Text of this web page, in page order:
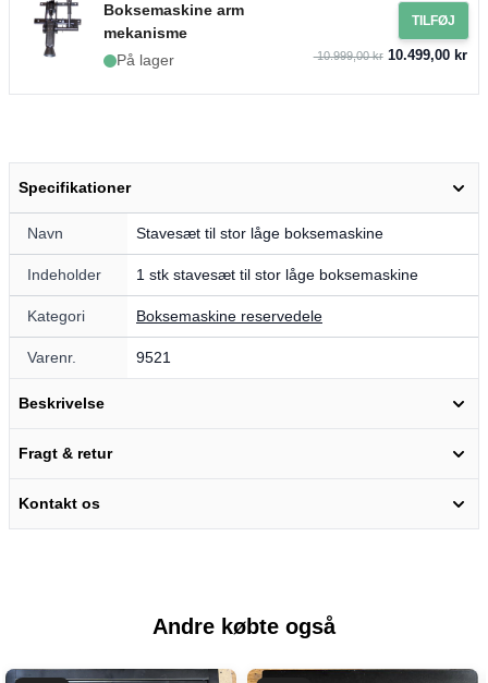
Boksemaskine arm
mekanisme
På lager
TILFØJ
10.999,00 kr10.499,00 kr
Specifikationer
Navn Stavesæt til stor låge boksemaskine
Indeholder 1 stk stavesæt til stor låge boksemaskine
Kategori Boksemaskine reservedele
Varenr. 9521
Beskrivelse
Fragt & retur
Kontakt os
Andre købte også